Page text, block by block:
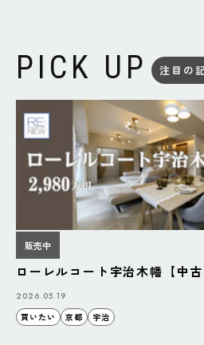
PICK UP 注目の
販売中
ローレルコート宇治木幡【中古
2026.05.19
買いたい
京都 宇治